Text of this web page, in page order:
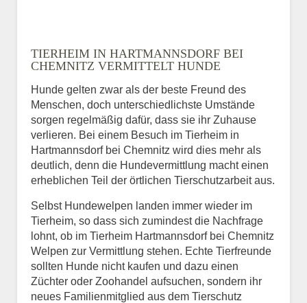
E-Mail*
Informationen über das
Tier.
Art des Tiers*
TIERHEIM IN HARTMANNSDORF BEI
CHEMNITZ VERMITTELT HUNDE
Hunde gelten zwar als der beste Freund des
Menschen, doch unterschiedlichste Umstände
sorgen regelmäßig dafür, dass sie ihr Zuhause
verlieren. Bei einem Besuch im Tierheim in
Hartmannsdorf bei Chemnitz wird dies mehr als
deutlich, denn die Hundevermittlung macht einen
erheblichen Teil der örtlichen Tierschutzarbeit aus.
Selbst Hundewelpen landen immer wieder im
Tierheim, so dass sich zumindest die Nachfrage
lohnt, ob im Tierheim Hartmannsdorf bei Chemnitz
Welpen zur Vermittlung stehen. Echte Tierfreunde
sollten Hunde nicht kaufen und dazu einen
Züchter oder Zoohandel aufsuchen, sondern ihr
neues Familienmitglied aus dem Tierschutz